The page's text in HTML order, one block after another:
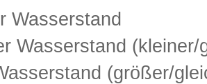
Wasserstand
Wasserstand (kleiner/
(größer/